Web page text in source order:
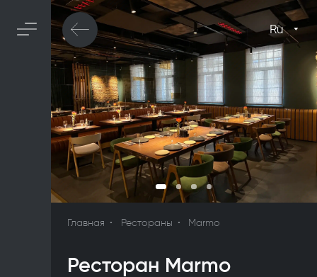
Ru
Главная Рестораны Marmo
Ресторан Marmo